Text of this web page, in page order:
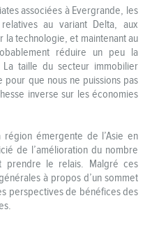
associées à Evergrande, les
au variant Delta, aux
la technologie, et maintenant au
réduire un peu la
taille du secteur immobilier
pour que nous ne puissions pas
inverse sur les économies
région émergente de l’Asie en
de l’amélioration du nombre
prendre le relais. Malgré ces
à propos d’un sommet
perspectives de bénéfices des